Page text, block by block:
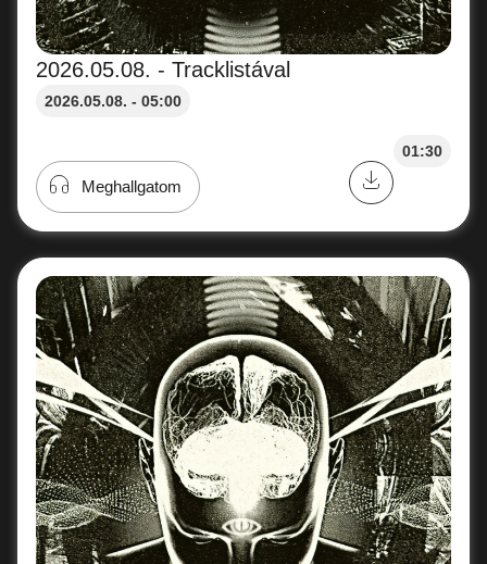
2026.05.08. - Tracklistával
2026.05.08. - 05:00
01:30
Meghallgatom